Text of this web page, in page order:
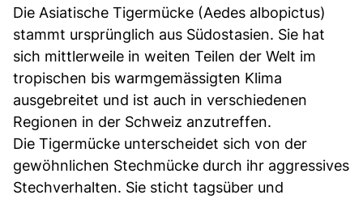
Die Asiatische Tigermücke (Aedes albopictus)
stammt ursprünglich aus Südostasien. Sie hat
sich mittlerweile in weiten Teilen der Welt im
tropischen bis warmgemässigten Klima
ausgebreitet und ist auch in verschiedenen
Regionen in der Schweiz anzutreffen.
Die Tigermücke unterscheidet sich von der
gewöhnlichen Stechmücke durch ihr aggressives
Stechverhalten. Sie sticht tagsüber und